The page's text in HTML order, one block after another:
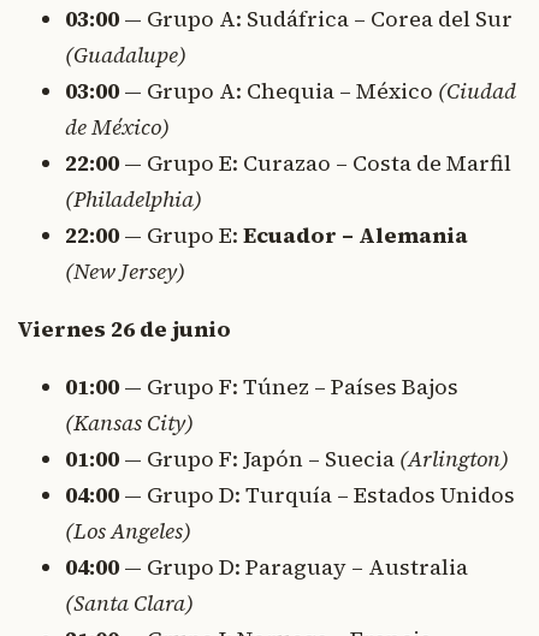
03:00 — Grupo A: Sudáfrica – Corea del Sur
(Guadalupe)
03:00 — Grupo A: Chequia – México (Ciudad
de México)
22:00 — Grupo E: Curazao – Costa de Marfil
(Philadelphia)
22:00 — Grupo E: Ecuador – Alemania
(New Jersey)
Viernes 26 de junio
01:00 — Grupo F: Túnez – Países Bajos
(Kansas City)
01:00 — Grupo F: Japón – Suecia (Arlington)
04:00 — Grupo D: Turquía – Estados Unidos
(Los Angeles)
04:00 — Grupo D: Paraguay – Australia
(Santa Clara)